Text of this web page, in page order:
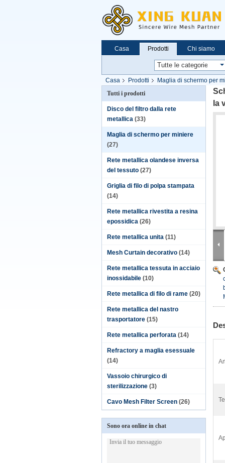
Casa Prodotti Chi siamo
Casa Prodotti Maglia di schermo per
nell'estrazione mineraria
Tutti i prodotti
Disco del filtro dalla rete
metallica (33)
Maglia di schermo per miniere
(27)
Rete metallica olandese inversa
del tessuto (27)
Griglia di filo di polpa stampata
(14)
Rete metallica rivestita a resina
epossidica (26)
Rete metallica unita (11)
Mesh Curtain decorativo (14)
Rete metallica tessuta in acciaio
inossidabile (10)
Rete metallica di filo di rame (20)
Rete metallica del nastro
trasportatore (15)
Rete metallica perforata (14)
Refractory a maglia esessuale
(14)
Vassoio chirurgico di
sterilizzazione (3)
Cavo Mesh Filter Screen (26)
Sono ora online in chat
la